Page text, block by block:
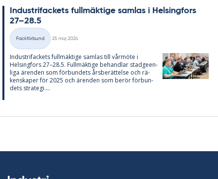
In­du­stri­fac­kets full­mäk­ti­ge sam­las i Helsing­fors
27–28.5
Kategorier
Fackförbund
25 maj 2026
In­du­stri­fac­kets full­mäk­ti­ge sam­las till vår­möte i
Helsing­fors 27–28.5. Full­mäk­ti­ge be­hand­lar stad­ge­en­
li­ga ären­den som för­bun­dets års­be­rät­tel­se och rä­
ken­ska­per för 2025 och ären­den som be­rör för­bun­
dets stra­te­gi....